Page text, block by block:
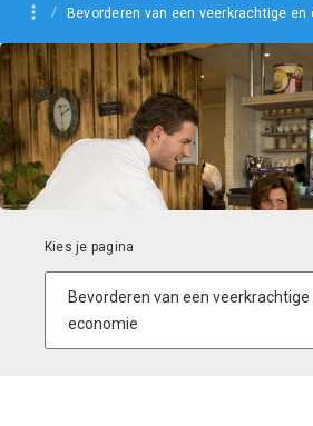
Bevorderen van een veerkrachtige